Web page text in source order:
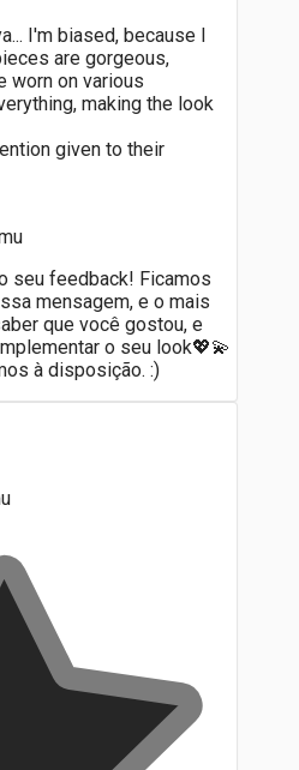
I'm biased, because I
are gorgeous,
worn on various
making the look
given to their
seu feedback! Ficamos
mensagem, e o mais
que você gostou, e
o seu look💖💫
à disposição. :)